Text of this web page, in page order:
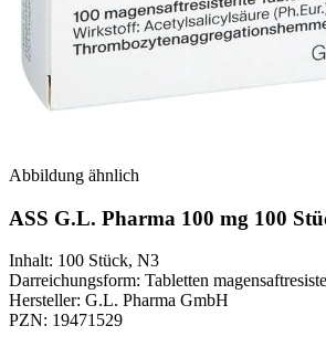
Abbildung ähnlich
ASS G.L. Pharma 100 mg 100
Inhalt: 100 Stück, N3
Darreichungsform: Tabletten
Hersteller: G.L. Pharma GmbH
PZN: 19471529